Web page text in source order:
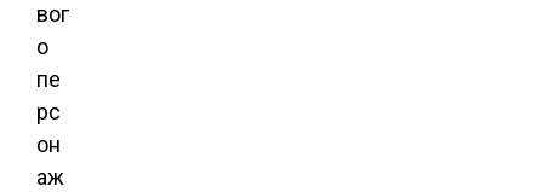
вог
о
пе
рс
он
аж